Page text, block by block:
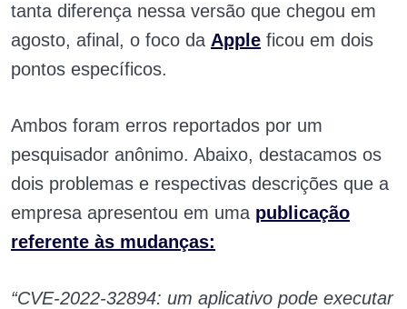
tanta diferença nessa versão que chegou em
agosto, afinal, o foco da Apple ficou em dois
pontos específicos.
Ambos foram erros reportados por um
pesquisador anônimo. Abaixo, destacamos os
dois problemas e respectivas descrições que a
empresa apresentou em uma publicação
referente às mudanças:
“CVE-2022-32894: um aplicativo pode executar